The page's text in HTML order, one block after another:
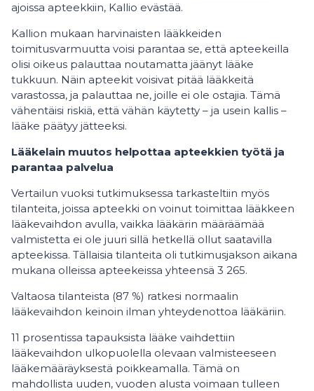
ajoissa apteekkiin, Kallio evästää.
Kallion mukaan harvinaisten lääkkeiden
toimitusvarmuutta voisi parantaa se, että apteekeilla
olisi oikeus palauttaa noutamatta jäänyt lääke
tukkuun. Näin apteekit voisivat pitää lääkkeitä
varastossa, ja palauttaa ne, joille ei ole ostajia. Tämä
vähentäisi riskiä, että vähän käytetty – ja usein kallis –
lääke päätyy jätteeksi.
Lääkelain muutos helpottaa apteekkien työtä ja
parantaa palvelua
Vertailun vuoksi tutkimuksessa tarkasteltiin myös
tilanteita, joissa apteekki on voinut toimittaa lääkkeen
lääkevaihdon avulla, vaikka lääkärin määräämää
valmistetta ei ole juuri sillä hetkellä ollut saatavilla
apteekissa. Tällaisia tilanteita oli tutkimusjakson aikana
mukana olleissa apteekeissa yhteensä 3 265.
Valtaosa tilanteista (87 %) ratkesi normaalin
lääkevaihdon keinoin ilman yhteydenottoa lääkäriin.
11 prosentissa tapauksista lääke vaihdettiin
lääkevaihdon ulkopuolella olevaan valmisteeseen
lääkemääräyksestä poikkeamalla. Tämä on
mahdollista uuden, vuoden alusta voimaan tulleen